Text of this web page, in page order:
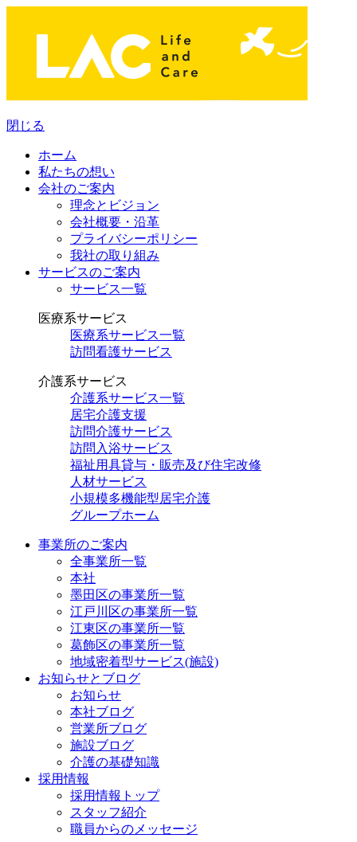
閉じる
ホーム
私たちの想い
会社のご案内
理念とビジョン
会社概要・沿革
プライバシーポリシー
我社の取り組み
サービスのご案内
サービス一覧
医療系サービス
医療系サービス一覧
訪問看護サービス
介護系サービス
介護系サービス一覧
居宅介護支援
訪問介護サービス
訪問入浴サービス
福祉用具貸与・販売及び住宅改修
人材サービス
小規模多機能型居宅介護
グループホーム
事業所のご案内
全事業所一覧
本社
墨田区の事業所一覧
江戸川区の事業所一覧
江東区の事業所一覧
葛飾区の事業所一覧
地域密着型サービス(施設)
お知らせとブログ
お知らせ
本社ブログ
営業所ブログ
施設ブログ
介護の基礎知識
採用情報
採用情報トップ
スタッフ紹介
職員からのメッセージ